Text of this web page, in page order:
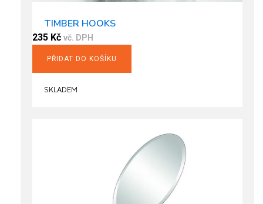
TIMBER HOOKS
235 Kč vč. DPH
PŘIDAT DO KOŠÍKU
SKLADEM